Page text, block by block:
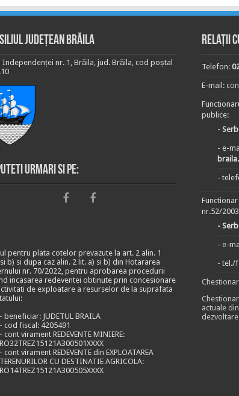
Județean Brăila
Independenței nr. 1, Brăila, jud. Brăila, cod poștal
urmari si pe:
pentru plata cotelor prevazute la art. 2 alin. 1
si b) si dupa caz alin. 2 lit. a) si b) din Hotararea
nr. 70/2022, pentru aprobarea procedurii
incasarea redeventei obtinute prin concesionare
de exploatare a resurselor de la suprafata
- beneficiar: JUDETUL BRAILA
- cod fiscal: 4205491
- cont virament REDEVENTE MINIERE:
RO32TREZ15121A300501XXXX
- cont virament REDEVENTE din EXPLOATAREA
TERENURILOR CU DESTINATIE AGRICOLA:
RO14TREZ15121A300505XXXX
Relații
Telefon:
E-mail:
publice:
-
- e-
-
nr.52/
-
- e-
- tel./
actuale